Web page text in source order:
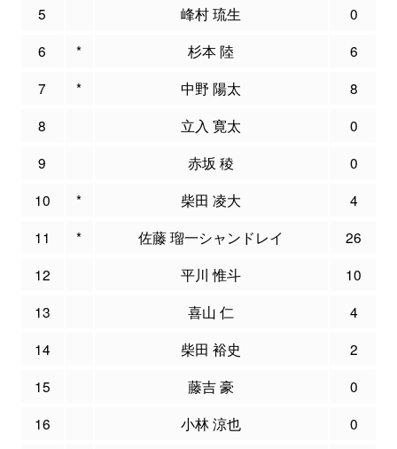
5
峰村 琉生 0
6
* 杉本 陸 6
7
* 中野 陽太 8
8
立入 寛太 0
9
赤坂 稜 0
10
* 柴田 凌大 4
11
* 佐藤 瑠一シャンドレイ 26
12
平川 惟斗 10
13
喜山 仁 4
14
柴田 裕史 2
15
藤吉 豪 0
16
小林 涼也 0